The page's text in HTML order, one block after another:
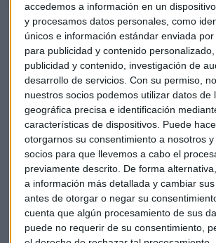
accedemos a información en un
y procesamos datos personales, como
únicos e información estándar enviada
para publicidad y contenido
publicidad y contenido, investigación de
desarrollo de servicios. Con su permiso,
nuestros socios podemos utilizar datos de
geográfica precisa e identificación
características de dispositivos. Puede
otorgarnos su consentimiento a nosotros
socios para que llevemos a cabo el
previamente descrito. De forma
a información más detallada y cambiar
antes de otorgar o negar su
cuenta que algún procesamiento de sus
puede no requerir de su consentimiento,
Entre los principales protagonistas del
este lunes encontramos aSolaria
que se anota un 4,6%. Le sigue de lejos
subida del 2,60% y Fluidra, que crece un
Del lado de las caídas tenemos a Colonial
2,23% y a Merlín Properties que cae un
pierde un 1,06%.
Atentos a IAG
"Lo que está haciendo esreducir su
se acerca a su zona de resistencia",
con claridad"